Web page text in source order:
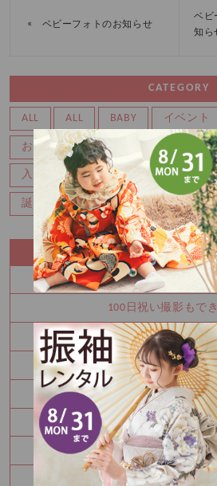
« ベビーフォトのお知らせ
ベビ
知
CATEGORY
ALL ALL BABY イベント
お知らせ キャンペーン マ
入園・入学 写真 卒業
誕生日・バースデー
RECENT
100日祝い撮影もで
振袖を決めるなら
秋の参拝をお考えなら
かわいい金太郎
夏休み中に振袖を決め
お宮参り・百日祝いはご家族
七五三8月キャンペ